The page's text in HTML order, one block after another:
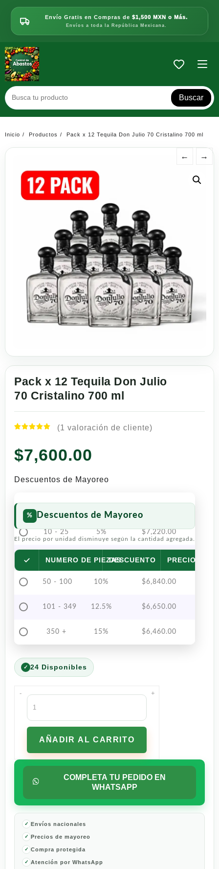
contenido
Envío Gratis en Compras de $1,500 MXN o Más.
Envíos a toda la República Mexicana.
Buscar
Inicio Productos Pack x 12 Tequila Don Julio 70 Cristalino 700 ml
← →
Pack x 12 Tequila Don Julio
70 Cristalino 700 ml
de 5 en
base a
cliente
(1 valoración de cliente)
$7,600.00
Descuentos de Mayoreo
Descuentos de Mayoreo
El precio por unidad disminuye según la cantidad agregada.
NUMERO DE PIEZASDESCUENTO PRECIO POR
10 - 25 5% $ 7,220.00
26 - 49 7.5% $7,030.00
50 - 100 10% $6,840.00
101 - 349 12.5% $6,650.00
350 + 15% $6,460.00
24 Disponibles
-
Pack
12
Tequila
Don
Julio
70
700
AÑADIR AL CARRITO
+
COMPLETA TU PEDIDO EN
WHATSAPP
Envíos nacionales
Precios de mayoreo
Compra protegida
Atención por WhatsApp